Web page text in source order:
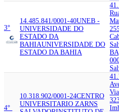
3°
14.485.841/0001-40UNEB -
UNIVERSIDADE DO
ESTADO DA
BAHIAUNIVERSIDADE DO
ESTADO DA BAHIA
4°
10.318.902/0001-24CENTRO
UNIVERSITARIO ZARNS